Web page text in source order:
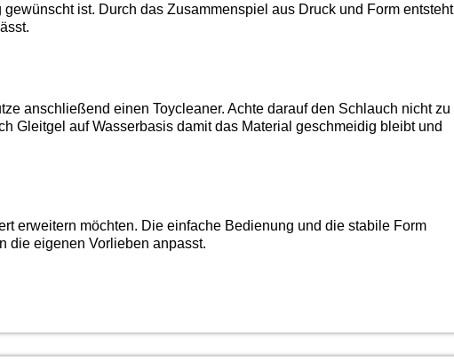
ist. Durch das Zusammenspiel aus Druck und Form entsteht
anschließend einen Toycleaner. Achte darauf den Schlauch nicht zu
Gleitgel auf Wasserbasis damit das Material geschmeidig bleibt und
erweitern möchten. Die einfache Bedienung und die stabile Form
die eigenen Vorlieben anpasst.